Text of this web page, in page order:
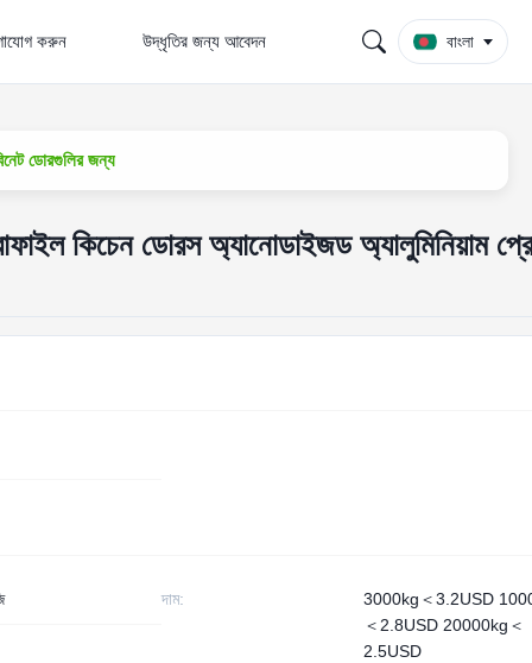
করুন উদ্ধৃতির জন্য আবেদন বাংলা
ডোরগুলির জন্য
কিচেন ডোরস অ্যানোডাইজড অ্যালুমিনিয়াম
দাম:
3000kg＜3.2USD
＜2.8USD 20000kg＜
2.5USD